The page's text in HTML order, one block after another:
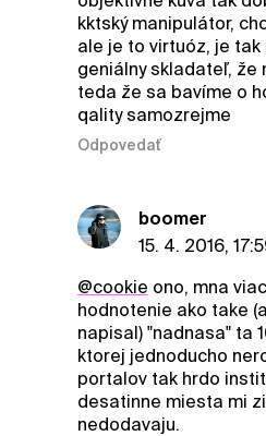
kktský manipulátor,
ale je to virtuóz, je
geniálny skladateľ, že
teda že sa bavíme o
qality samozrejme
Odpovedať
boomer
15. 4. 2016,
@cookie ono, mna
hodnotenie ako take
napisal) "nadnasa" ta
ktorej jednoducho
portalov tak hrdo
desatinne miesta mi
nedodavaju.